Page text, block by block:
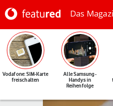
Das
Vodafone: SIM-Karte
freischalten
Alle Samsung-
Handys in
Reihenfolge